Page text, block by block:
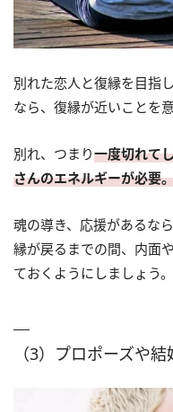
別れた恋人と復縁を目指
なら、復縁が近いことを
別れ、つまり一度切れて
さんのエネルギーが必要
魂の導き、応援があるな
縁が戻るまでの間、内面
ておくようにしましょう。
（3）プロポーズや